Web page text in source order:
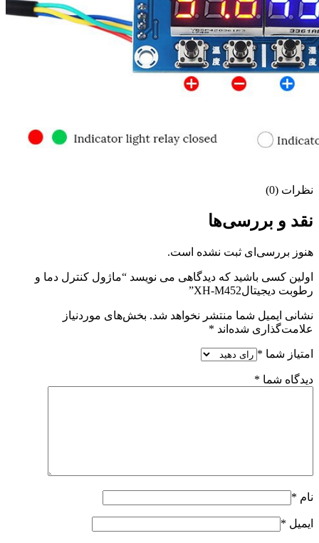
نظرات (0)
نقد و بررسی‌ها
هنوز بررسی‌ای ثبت نشده است.
اولین کسی باشید که دیدگاهی می نویسد “ماژول کنترل دما و
رطوبت دیجیتالXH-M452”
نشانی ایمیل شما منتشر نخواهد شد. بخش‌های موردنیاز
علامت‌گذاری شده‌اند *
امتیاز شما *
دیدگاه شما *
نام *
ایمیل *